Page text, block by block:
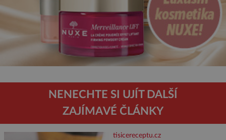
NENECHTE SI UJÍT DALŠÍ
ZAJÍMAVÉ ČLÁNKY
tisicereceptu.cz